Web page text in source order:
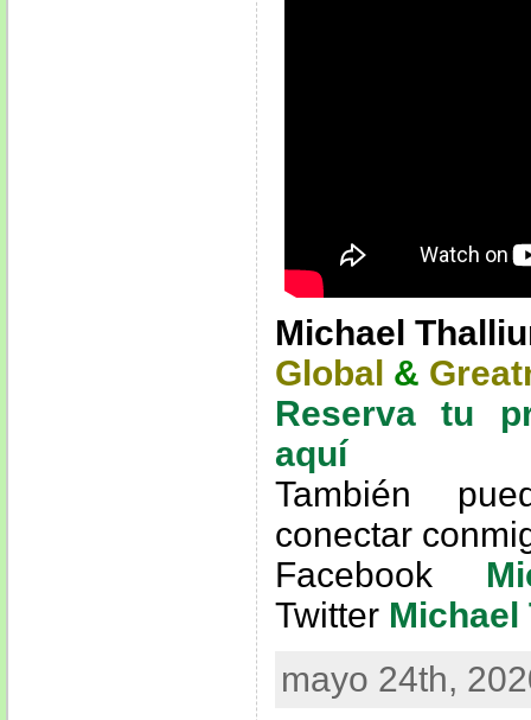
Michael
Global &
Reserva tu
aquí
También
conectar
Facebook
Twitter Michael
mayo 24th,